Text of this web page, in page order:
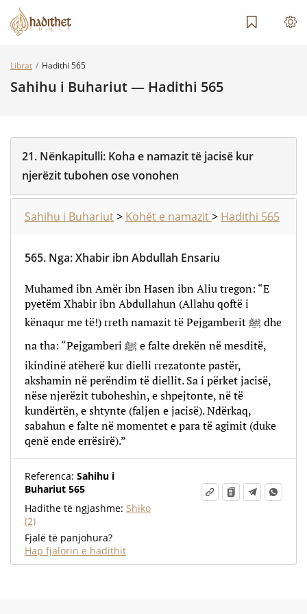
Librat Hadithi 565
Sahihu i Buhariut — Hadithi 565
21. Nënkapitulli: Koha e namazit të jacisë kur
njerëzit tubohen ose vonohen
Sahihu i Buhariut> Kohët e namazit> Hadithi 565
565. Nga:Xhabir ibn Abdullah Ensariu
Muhamed ibn Amër ibn Hasen ibn Aliu tregon: “E
pyetëm Xhabir ibn Abdullahun (Allahu qoftë i
kënaqur me të!) rreth namazit të Pejgamberit ﷺ dhe
na tha: “Pejgamberi ﷺ e falte drekën në mesditë,
ikindinë atëherë kur dielli rrezatonte pastër,
akshamin në perëndim të diellit. Sa i përket jacisë,
nëse njerëzit tuboheshin, e shpejtonte, në të
kundërtën, e shtynte (faljen e jacisë). Ndërkaq,
sabahun e falte në momentet e para të agimit (duke
qenë ende errësirë).”
Referenca: Sahihu i
Buhariut 565
Hadithe të ngjashme: Shiko
(2)
Fjalë të panjohura?
Hap fjalorin e hadithit